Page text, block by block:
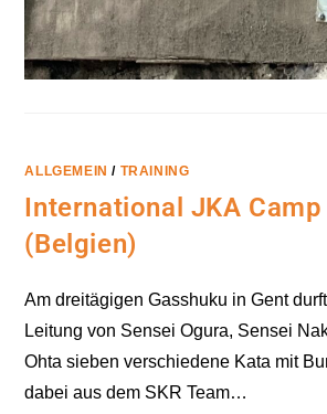
ALLGEMEIN / TRAINING
International JKA Camp
(Belgien)
Am dreitägigen Gasshuku in Gent
Leitung von Sensei Ogura, Sensei
Ohta sieben verschiedene Kata mit
dabei aus dem SKR Team…